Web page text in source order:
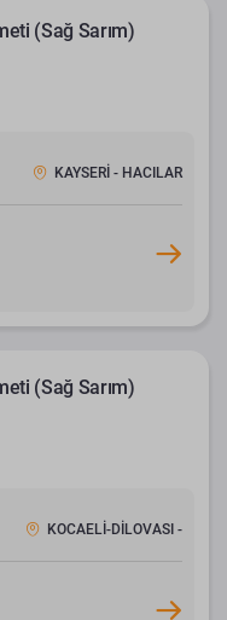
(Sağ Sarım)
KAYSERİ - HACILAR
(Sağ Sarım)
KOCAELİ-DİLOVASI -